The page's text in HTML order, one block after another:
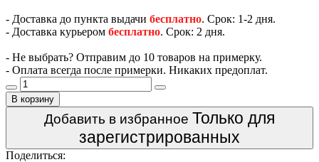
- Доставка до пункта выдачи бесплатно. Срок: 1-2 дня.
- Доставка курьером бесплатно. Срок: 2 дня.
- Не выбрать? Отправим до 10 товаров на примерку.
- Оплата всегда после примерки. Никаких предоплат.
В корзину
Добавить в избранное Только для
зарегистрированных
Поделиться: